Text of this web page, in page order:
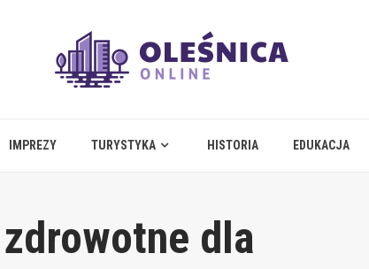
IMPREZY TURYSTYKA HISTORIA EDUKACJA
dla